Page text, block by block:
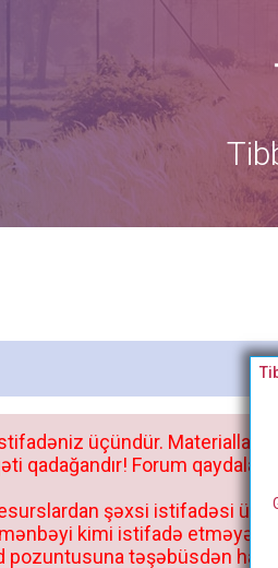
üçündür. Materialları
qadağandır! Forum qaydaları
şəxsi istifadəsi
mənbəyi kimi istifadə etməyə
pozuntusuna təşəbüsdən